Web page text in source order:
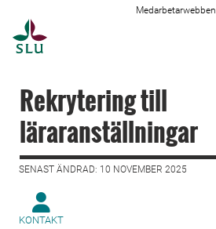
Medarbetarwebben
Rekrytering till
läraranställningar
SENAST ÄNDRAD: 10 NOVEMBER 2025
KONTAKT